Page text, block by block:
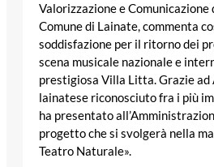
Valorizzazione e
Comune di Lainate, commenta
soddisfazione per il ritorno dei
scena musicale nazionale e
prestigiosa Villa Litta. Grazie ad
lainatese riconosciuto fra i più
ha presentato
progetto che si svolgerà nella
Teatro Naturale».